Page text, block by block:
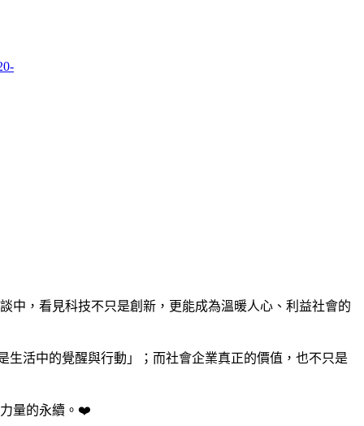
中，看見科技不只是創新，更能成為溫暖人心、利益社會的
活中的覺醒與行動」；而社會企業真正的價值，也不只是
力量的永續。❤️